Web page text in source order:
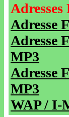
Adresse
Adresse
MP3
Adresse
MP3
WAP / I-